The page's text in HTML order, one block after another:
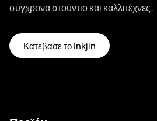
σύγχρονα στούντιο και καλλιτέχνες.
Κατέβασε το Inkjin